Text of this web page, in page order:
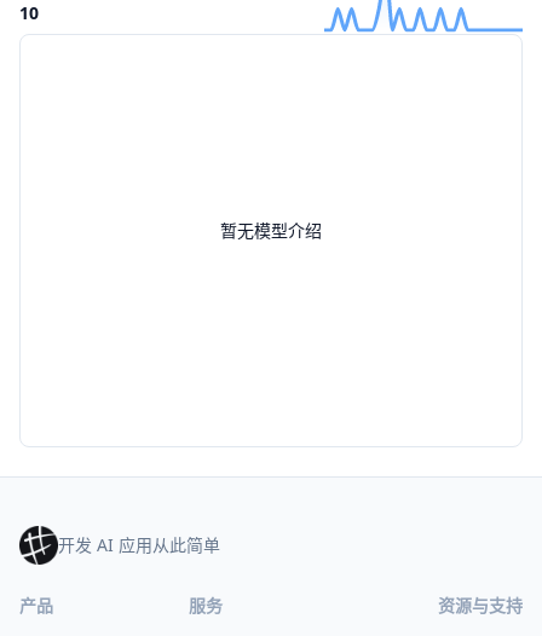
暂无模型介绍
10
开发 AI 应用从此简单
产品 服务 资源与支持